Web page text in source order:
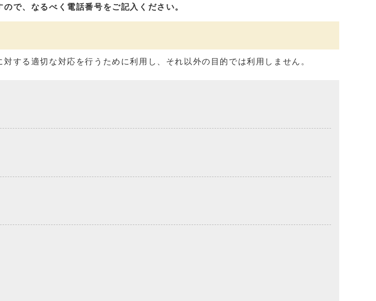
で、なるべく電話番号をご記入ください。
する適切な対応を行うために利用し、それ以外の目的では利用しません。